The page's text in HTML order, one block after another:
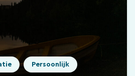
Persoonlijk